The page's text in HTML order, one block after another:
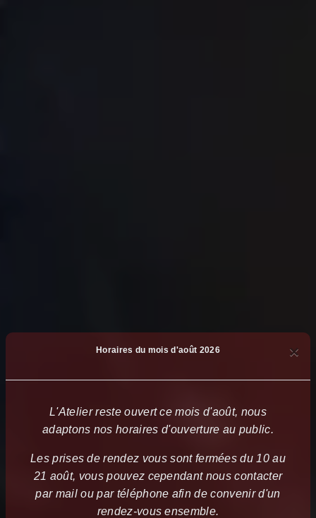
Horaires du mois d'août 2026 ×
L'Atelier reste ouvert ce mois d'août, nous
adaptons nos horaires d'ouverture au public.
Les prises de rendez vous sont fermées du 10 au
21 août, vous pouvez cependant nous contacter
par mail ou par téléphone afin de convenir d'un
rendez-vous ensemble.